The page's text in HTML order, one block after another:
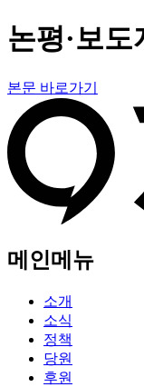
논평·보도
본문 바로가기
메인메뉴
소개
소식
정책
당원
후원